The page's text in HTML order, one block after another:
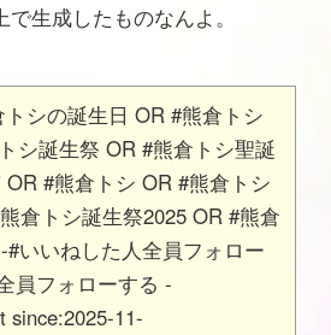
生成したものなんよ。
シの誕生日 OR #熊倉トシ
シ誕生祭 OR #熊倉トシ聖誕
#熊倉トシ OR #熊倉トシ
倉トシ誕生祭2025 OR #熊倉
#いいねした人全員フォロー
員フォローする -
since:2025-11-